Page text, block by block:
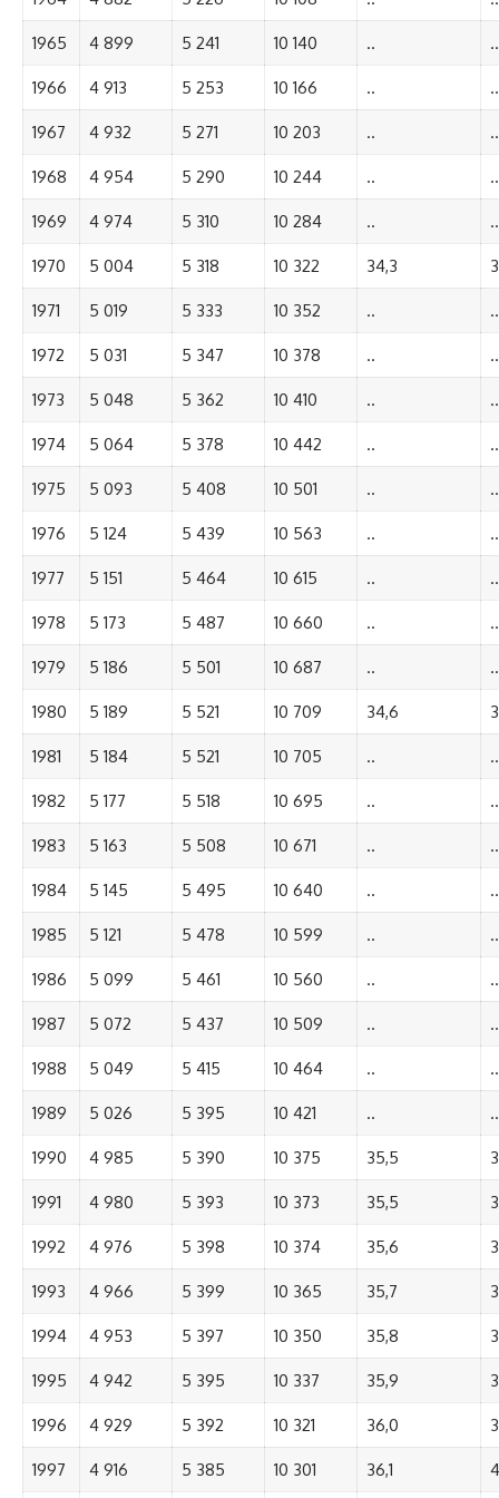
1965 4 899 5 241 10 140 .. ..
1966 4 913 5 253 10 166 .. ..
1967 4 932 5 271 10 203 .. ..
1968 4 954 5 290 10 244 .. ..
1969 4 974 5 310 10 284 .. ..
1970 5 004 5 318 10 322 34,3
1971 5 019 5 333 10 352 .. ..
1972 5 031 5 347 10 378 .. ..
1973 5 048 5 362 10 410 .. ..
1974 5 064 5 378 10 442 .. ..
1975 5 093 5 408 10 501 .. ..
1976 5 124 5 439 10 563 .. ..
1977 5 151 5 464 10 615 .. ..
1978 5 173 5 487 10 660 .. ..
1979 5 186 5 501 10 687 .. ..
1980 5 189 5 521 10 709 34,6
1981 5 184 5 521 10 705 .. ..
1982 5 177 5 518 10 695 .. ..
1983 5 163 5 508 10 671 .. ..
1984 5 145 5 495 10 640 .. ..
1985 5 121 5 478 10 599 .. ..
1986 5 099 5 461 10 560 .. ..
1987 5 072 5 437 10 509 .. ..
1988 5 049 5 415 10 464 .. ..
1989 5 026 5 395 10 421 .. ..
1990 4 985 5 390 10 375 35,5
1991 4 980 5 393 10 373 35,5
1992 4 976 5 398 10 374 35,6
1993 4 966 5 399 10 365 35,7
1994 4 953 5 397 10 350 35,8
1995 4 942 5 395 10 337 35,9
1996 4 929 5 392 10 321 36,0
1997 4 916 5 385 10 301 36,1